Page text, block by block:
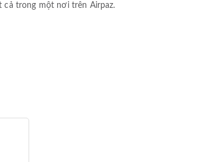
cả trong một nơi trên Airpaz.